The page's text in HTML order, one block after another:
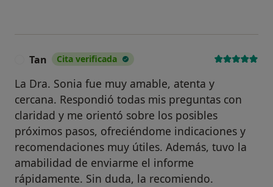
Tan Cita verificada
La Dra. Sonia fue muy amable, atenta y
cercana. Respondió todas mis preguntas con
claridad y me orientó sobre los posibles
próximos pasos, ofreciéndome indicaciones y
recomendaciones muy útiles. Además, tuvo la
amabilidad de enviarme el informe
rápidamente. Sin duda, la recomiendo.